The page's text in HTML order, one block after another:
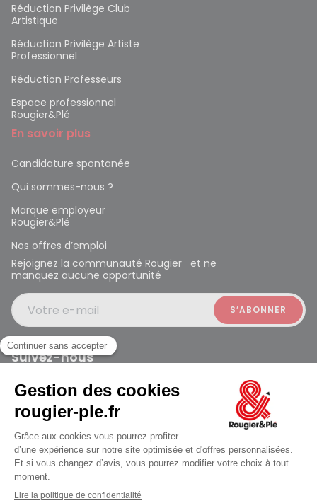
Réduction Privilège Club
Artistique
Réduction Privilège Artiste
Professionnel
Réduction Professeurs
Espace professionnel
Rougier&Plé
En savoir plus
Candidature spontanée
Qui sommes-nous ?
Marque employeur
Rougier&Plé
Nos offres d’emploi
Rejoignez la communauté Rougier et ne
manquez aucune opportunité
Votre e-mail
Suivez-nous
Rougier et Plé 2024 Copyright